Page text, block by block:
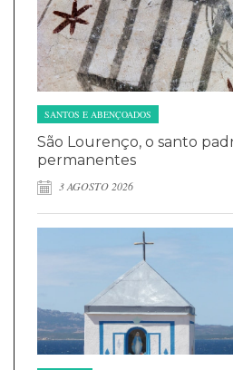
SANTOS E ABENÇOADOS
São Lourenço, o santo
permanentes
3 AGOSTO 2026